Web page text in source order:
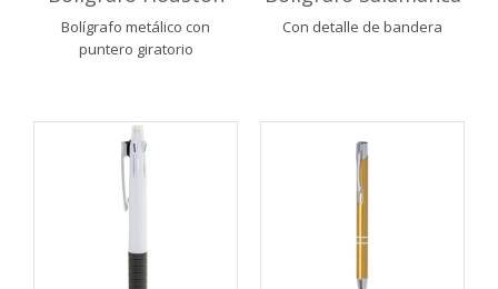
Bolígrafo metálico con
puntero giratorio
Con detalle de bandera